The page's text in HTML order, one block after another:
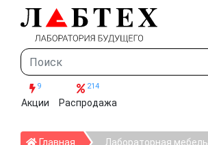
9
Акции
214
Распродажа
Главная ГлавнаяЛабораторная мебель